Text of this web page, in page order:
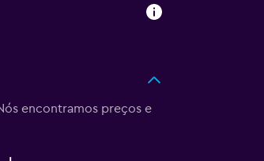
encontramos preços e